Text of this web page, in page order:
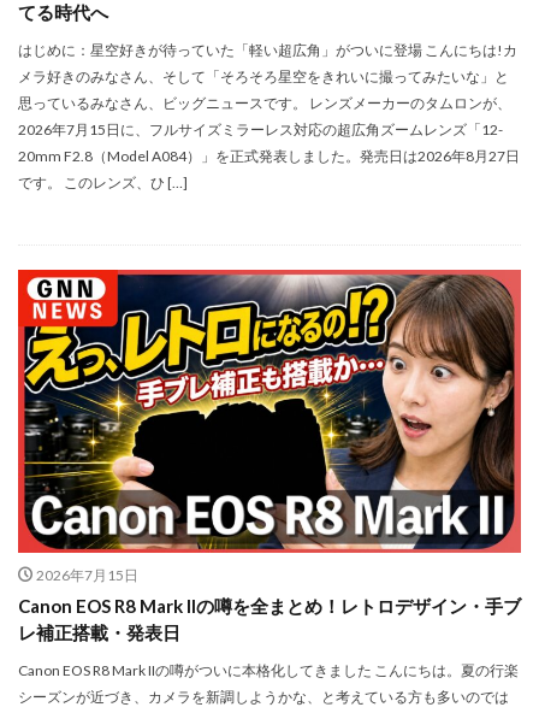
てる時代へ
はじめに：星空好きが待っていた「軽い超広角」がついに登場 こんにちは!カ
メラ好きのみなさん、そして「そろそろ星空をきれいに撮ってみたいな」と
思っているみなさん、ビッグニュースです。 レンズメーカーのタムロンが、
2026年7月15日に、フルサイズミラーレス対応の超広角ズームレンズ「12-
20mm F2.8（Model A084）」を正式発表しました。発売日は2026年8月27日
です。 このレンズ、ひ […]
2026年7月15日
Canon EOS R8 Mark IIの噂を全まとめ！レトロデザイン・手ブ
レ補正搭載・発表日
Canon EOS R8 Mark IIの噂がついに本格化してきました こんにちは。夏の行楽
シーズンが近づき、カメラを新調しようかな、と考えている方も多いのでは
ソニー 400 800
ソニー カメラ
ソニー タムロン買収
ソニー マクロ Gマスター
ソニーFX5
タムロン
タムロン 35-100 f2.8
タムロン 35-100mm f:2.8
ドル円
ドローン ニコン
ニコン 2026
ニコン シネマカメラ
ニコン 大三元 2型
ニコン 新レンズ
ニコン 新型 大三元
ニコンZR
ネットフリックス 値上げ
ハッセルブラッド
ピクセル11
フルスクリーンiPhone
ボケモンスター
マイナンバーカード
マイナ保険証
メモリチップ不足
ライカSL3
ライカSL3-S
リコー GR4
ルミックス S1RⅡ
ルミックスS1Rii
一眼レフ
半導体不足
廉価版MacBook
折りたたみiPhone
新Siri
新型 ドローン
為替
為替情報 生成AI 最新 経済指標